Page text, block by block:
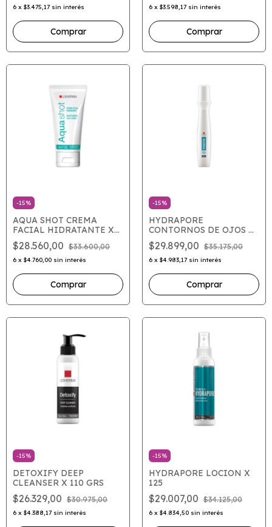
6 x $3.475,17 sin interés 6 x $3.598,17 sin interés
-15%
AQUA SHOT CREMA
FACIAL HIDRATANTE X
50GR
$28.560,00 $33.600,00
6 x $4.760,00 sin interés
-15%
HYDRAPORE
CONTORNOS DE OJOS X
15 GRS
$29.899,00 $35.175,00
6 x $4.983,17 sin interés
-15%
DETOXIFY DEEP
CLEANSER X 110 GRS
$26.329,00 $30.975,00
6 x $4.388,17 sin interés
-15%
HYDRAPORE LOCION X
125
$29.007,00 $34.125,00
6 x $4.834,50 sin interés